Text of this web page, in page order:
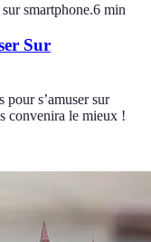
smartphone.6 min
Sur
pour s’amuser sur
convenira le mieux !